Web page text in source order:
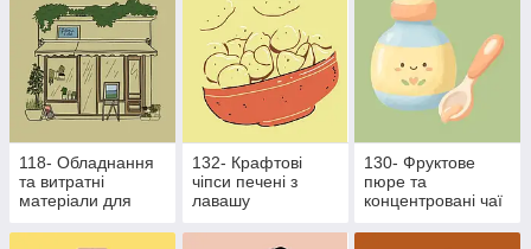
118- Обладнання
та витратні
матеріали для
промисловості
132- Крафтові
чіпси печені з
лавашу
130- Фруктове
пюре та
концентровані чаї